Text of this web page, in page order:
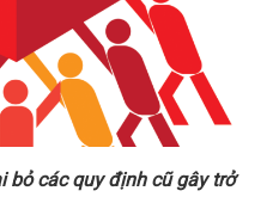
bỏ các quy định cũ gây trở